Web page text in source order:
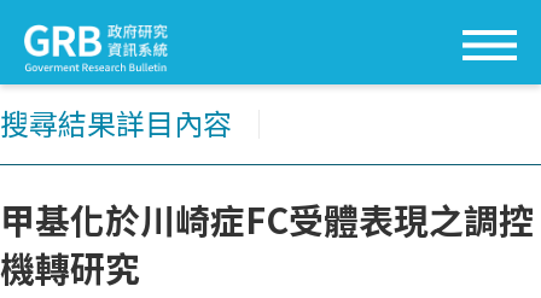
搜尋結果詳目內容
甲基化於川崎症FC受體表現之調控
機轉研究